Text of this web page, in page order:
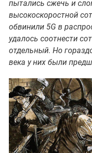
пытались сжечь и
высокоскоростной
обвинили 5G в
удалось соотнести
отдельный. Но
века у них были